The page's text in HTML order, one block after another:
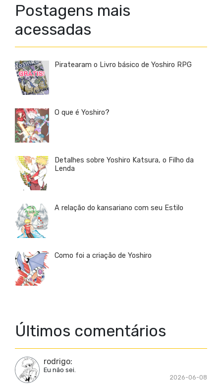
Postagens mais
acessadas
Piratearam o Livro básico de Yoshiro RPG
O que é Yoshiro?
Detalhes sobre Yoshiro Katsura, o Filho da
Lenda
A relação do kansariano com seu Estilo
Como foi a criação de Yoshiro
Últimos comentários
rodrigo:
Eu não sei.
2026-06-08